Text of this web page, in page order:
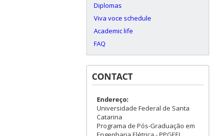
Diplomas
Viva voce schedule
Academic life
FAQ
CONTACT
Endereço:
Universidade Federal de Santa
Catarina
Programa de Pós-Graduação em